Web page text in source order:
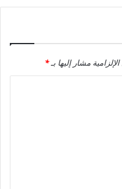
مشار إليها بـ*